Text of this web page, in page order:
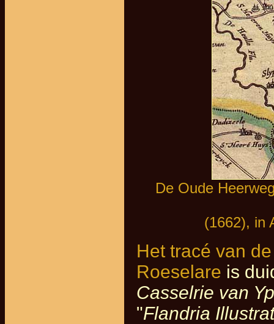
De Oude
(1662), in
Het tracé van
Roeselare is
Casselrie van
"Flandria